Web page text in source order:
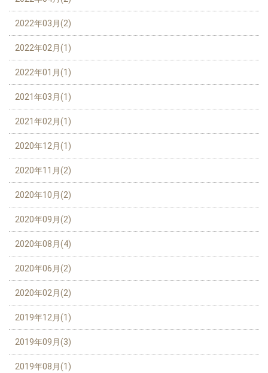
2022年03月(2)
2022年02月(1)
2022年01月(1)
2021年03月(1)
2021年02月(1)
2020年12月(1)
2020年11月(2)
2020年10月(2)
2020年09月(2)
2020年08月(4)
2020年06月(2)
2020年02月(2)
2019年12月(1)
2019年09月(3)
2019年08月(1)